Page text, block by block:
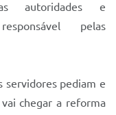
autoridades e
pelas
servidores pediam e
chegar a reforma